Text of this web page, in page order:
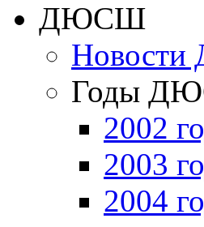
ДЮСШ
Годы
2002
2003
2004